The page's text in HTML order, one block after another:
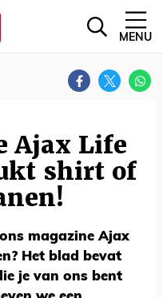
MENU
Ajax Life
shirt of
magazine Ajax
Het blad bevat
je van ons bent